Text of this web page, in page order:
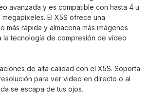
avanzada y es compatible con hasta 4 u
El X5S ofrece una
más rápida y almacena más imágenes
la tecnología de compresión de vídeo
de alta calidad con el X5S. Soporta
para ver video en directo o al
se escapa de tus ojos.